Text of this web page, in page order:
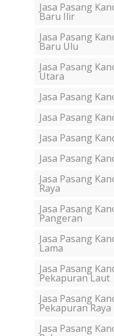
Jasa Pasang
Baru Ilir
Jasa Pasang
Baru Ulu
Jasa Pasang
Utara
Jasa Pasang
Jasa Pasang
Jasa Pasang
Jasa Pasang
Jasa Pasang
Raya
Jasa Pasang
Pangeran
Jasa Pasang
Lama
Jasa Pasang
Pekapuran Laut
Jasa Pasang
Pekapuran Raya
Jasa Pasang